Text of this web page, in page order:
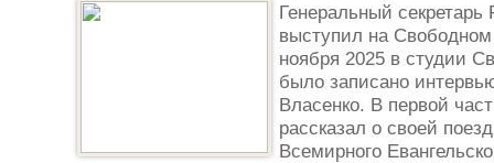
Генеральный
выступил на
ноября 2025 в студии
было записано
Власенко. В первой
рассказал о своей
Всемирного